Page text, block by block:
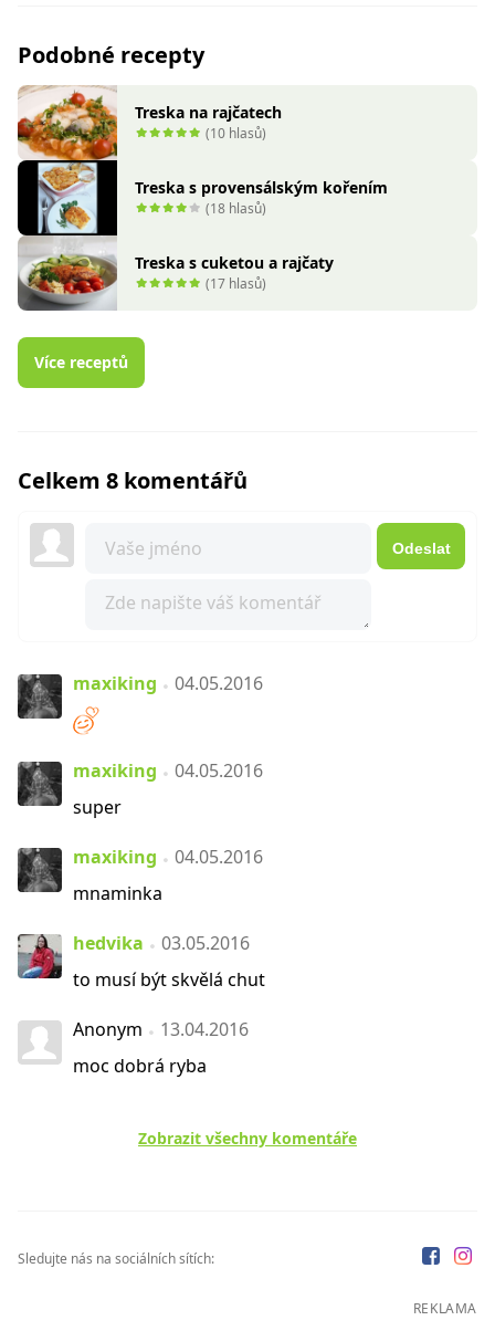
Podobné recepty
Treska na rajčatech
(10 hlasů)
Treska s provensálským kořením
(18 hlasů)
Treska s cuketou a rajčaty
(17 hlasů)
Více receptů
Celkem 8 komentářů
Odeslat
maxiking 04.05.2016
maxiking
04.05.2016
super
maxiking
04.05.2016
mnaminka
hedvika
03.05.2016
to musí být skvělá chut
Anonym
13.04.2016
moc dobrá ryba
Zobrazit všechny komentáře
Sledujte nás na sociálních sítích:
REKLAMA